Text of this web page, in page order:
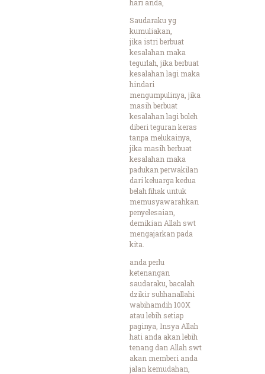
hari anda,
Saudaraku yg
kumuliakan,
jika istri berbuat
kesalahan maka
tegurlah, jika berbuat
kesalahan lagi maka
hindari
mengumpulinya, jika
masih berbuat
kesalahan lagi boleh
diberi teguran keras
tanpa melukainya,
jika masih berbuat
kesalahan maka
padukan perwakilan
dari keluarga kedua
belah fihak untuk
memusyawarahkan
penyelesaian,
demikian Allah swt
mengajarkan pada
kita.
anda perlu
ketenangan
saudaraku, bacalah
dzikir subhanallahi
wabihamdih 100X
atau lebih setiap
paginya, Insya Allah
hati anda akan lebih
tenang dan Allah swt
akan memberi anda
jalan kemudahan,